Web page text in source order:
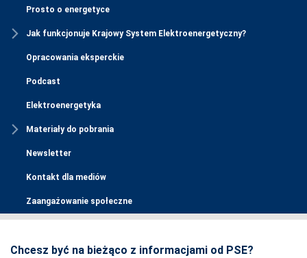
Prosto o energetyce
Jak funkcjonuje Krajowy System Elektroenergetyczny?
Opracowania eksperckie
Podcast
Elektroenergetyka
Materiały do pobrania
Newsletter
Kontakt dla mediów
Zaangażowanie społeczne
Chcesz być na bieżąco z informacjami od PSE?